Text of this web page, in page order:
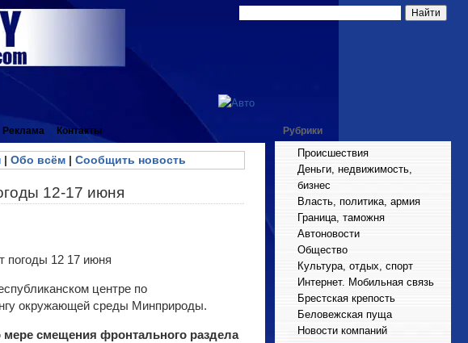
Реклама Контакты
| Обо всём| Сообщить новость
12-17 июня
центре по
окружающей среды Минприроды.
смещения фронтального раздела
Рубрики
Происшествия
Деньги, недвижимость,
бизнес
Власть, политика, армия
Граница, таможня
Автоновости
Общество
Культура, отдых, спорт
Интернет. Мобильная связь
Брестская крепость
Беловежская пуща
Новости компаний